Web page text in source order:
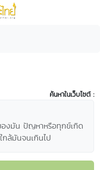
ค้นหาในเว็บไซต์ :
องมัน ปัญหาหรือทุกข์เกิด
กล้มันจนเกินไป